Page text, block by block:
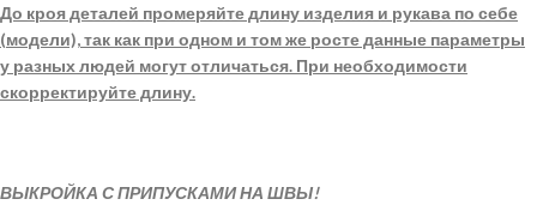
До кроя деталей промеряйте длину изделия и рукава по себе
(модели), так как при одном и том же росте данные параметры
у разных людей могут отличаться. При необходимости
скорректируйте длину.
ВЫКРОЙКА С ПРИПУСКАМИ НА ШВЫ!